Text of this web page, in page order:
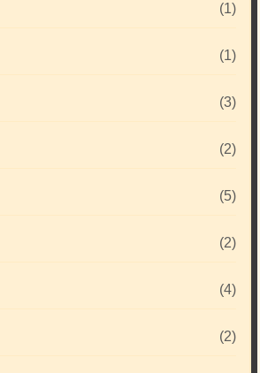
(1)
(1)
(3)
(2)
(5)
(2)
(4)
(2)